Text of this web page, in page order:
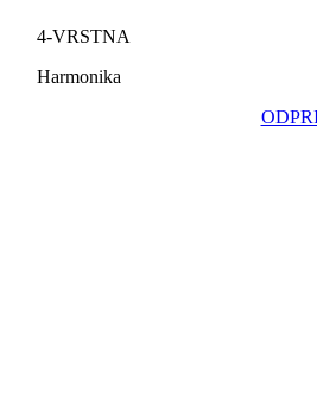
4-VRSTNA
Harmonika